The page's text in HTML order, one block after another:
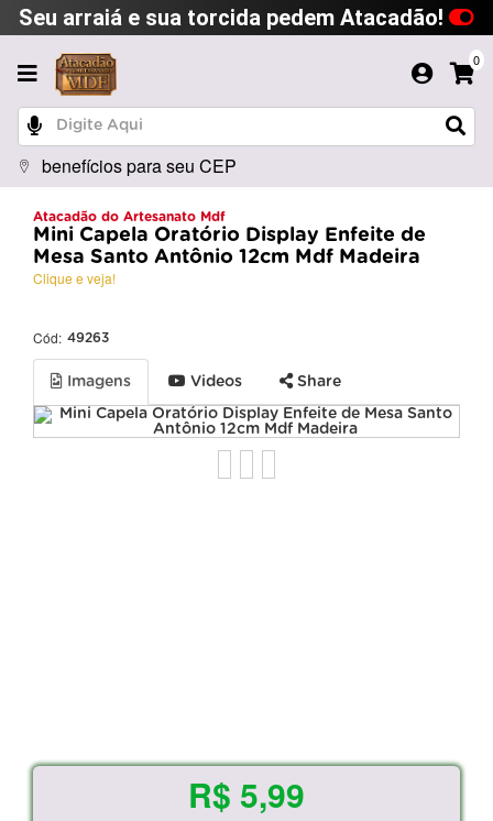
Seu arraiá e sua torcida pedem Atacadão!
0
benefícios para seu CEP
Atacadão do Artesanato Mdf
Mini Capela Oratório Display Enfeite de
Mesa Santo Antônio 12cm Mdf Madeira
Clique e veja!
Cód: 49263
Imagens Videos Share
R$ 5,99